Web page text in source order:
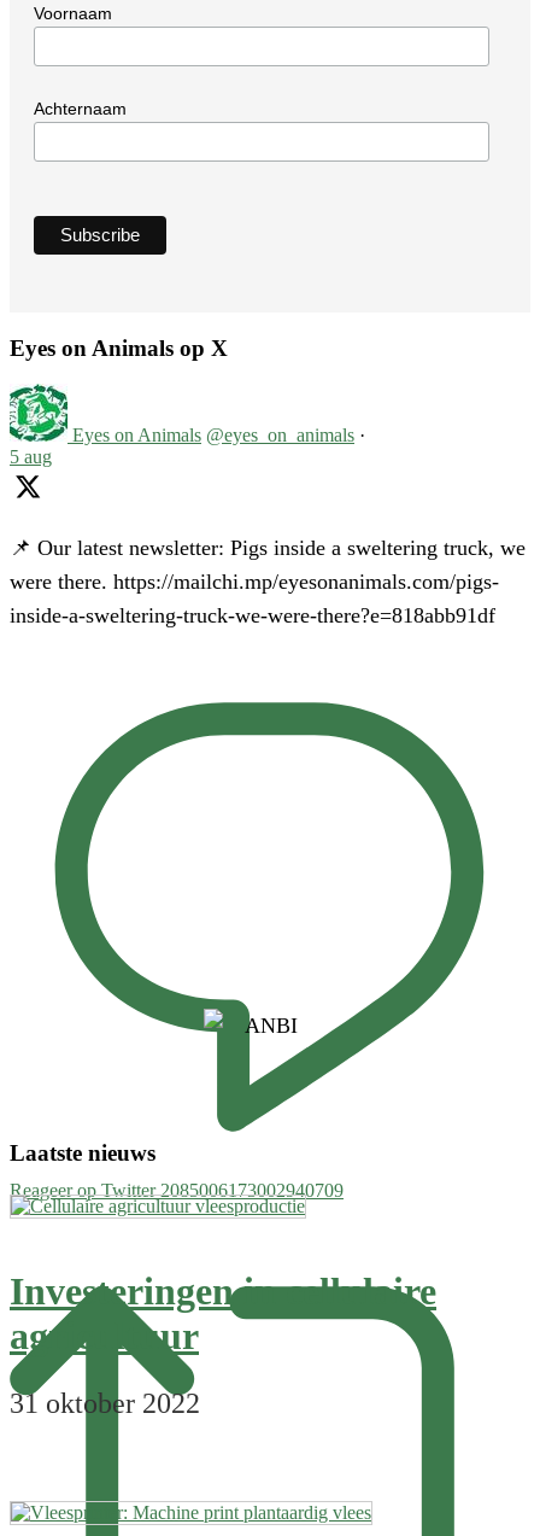
Voornaam
Achternaam
Eyes on Animals op X
Eyes on Animals @eyes_on_animals ·
5 aug
📌 Our latest newsletter: Pigs inside a sweltering truck, we
were there. https://mailchi.mp/eyesonanimals.com/pigs-
inside-a-sweltering-truck-we-were-there?e=818abb91df
Reageer op Twitter 2085006173002940709
Laatste nieuws
Investeringen in cellulaire
agricultuur
31 oktober 2022